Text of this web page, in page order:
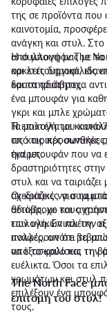
της σε προϊόντα που
καινοτομία,
ανάγκη και στυλ.
από μπουφάν The
και λειτουργικά,
δραστηριότητες.
Η συλλογή μας με τα
αρκετές δημοφιλείς
και τα αδιάβροχα
ένα μπουφάν για
γκρι και μπλε
Τα μοντέλα με
τις καιρικές
ημέρες.
Η επιλογή του
από τις προσωπικές
ένα μπουφάν που να
δραστηριότητες
στυλ και να
σχεδιάζεις να
αδιάβροχο και
επιλογή. Επιπλέον, οι
πολλές, οπότε
να εξασφαλίσεις την
Οι κριτικές για τα
θετικές, με τους
των υλικών και την
αναφέρουν ότι τα
από το κρύο και τη
ευέλικτα. Όσοι τα
χρωμάτων και στυλ
επιλέξουν ένα
τους.
The North Face
επιτομή του στυλ!